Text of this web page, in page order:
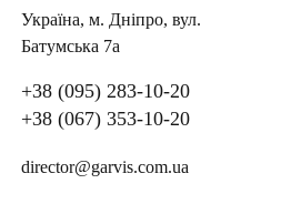
Україна, м. Дніпро, вул.
Батумська 7а
+38 (095) 283-10-20
+38 (067) 353-10-20
director@garvis.com.ua